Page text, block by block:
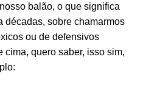
balão, o que significa
décadas, sobre chamarmos
ou de defensivos
quero saber, isso sim,